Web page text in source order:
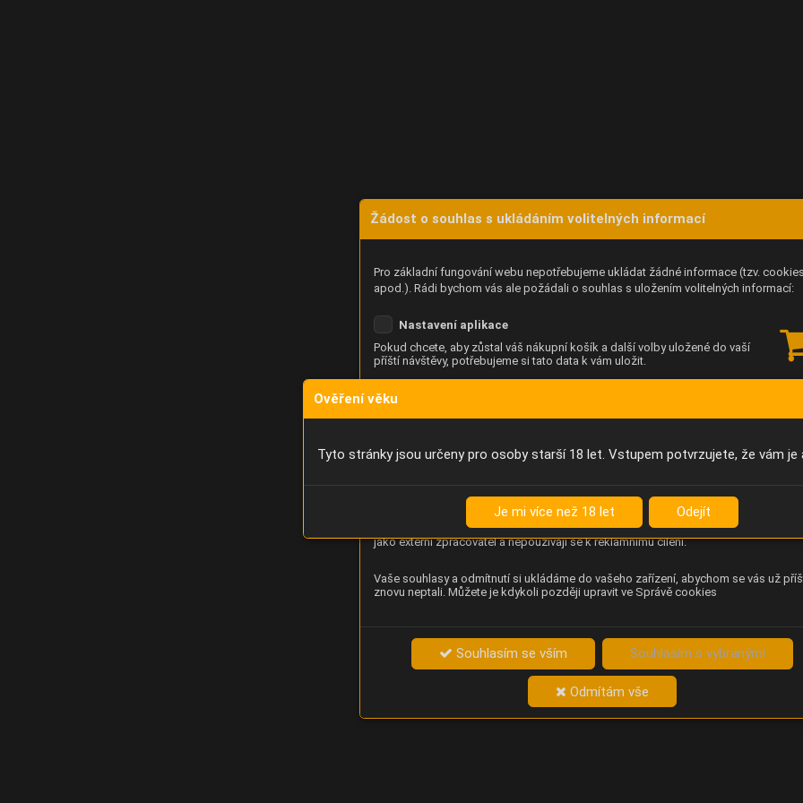
Žádost o souhlas s ukládáním volitelných informací
Pro základní fungování webu nepotřebujeme ukládat žádné informace (tzv.
apod.). Rádi bychom vás ale požádali o souhlas s uložením volitelných informací:
Nastavení aplikace
Pokud chcete, aby zůstal váš nákupní košík a další volby uložené do vaší
příští návštěvy, potřebujeme si tato data k vám uložit.
Analýza chování návštěvníků na webu (pohyb kurzoru, kliknutí, procházení
stránek a heatmapy), která provozovateli e-shopu Betelné škopek pomáhá
zlepšovat obsah a použitelnost. Data zpracovává služba Contentsquare
jako externí zpracovatel a nepoužívají se k reklamnímu cílení.
Vaše souhlasy a odmítnutí si ukládáme do vašeho zařízení, abychom se vás už
znovu neptali. Můžete je kdykoli později upravit ve Správě cookies
Souhlasím se vším Souhlasím s vybranými
Odmítám vše
Ověření věku
Tyto stránky jsou určeny pro osoby starší 18 let. Vstupem potvrzujete, že vám je
Je mi více než 18 let Odejít